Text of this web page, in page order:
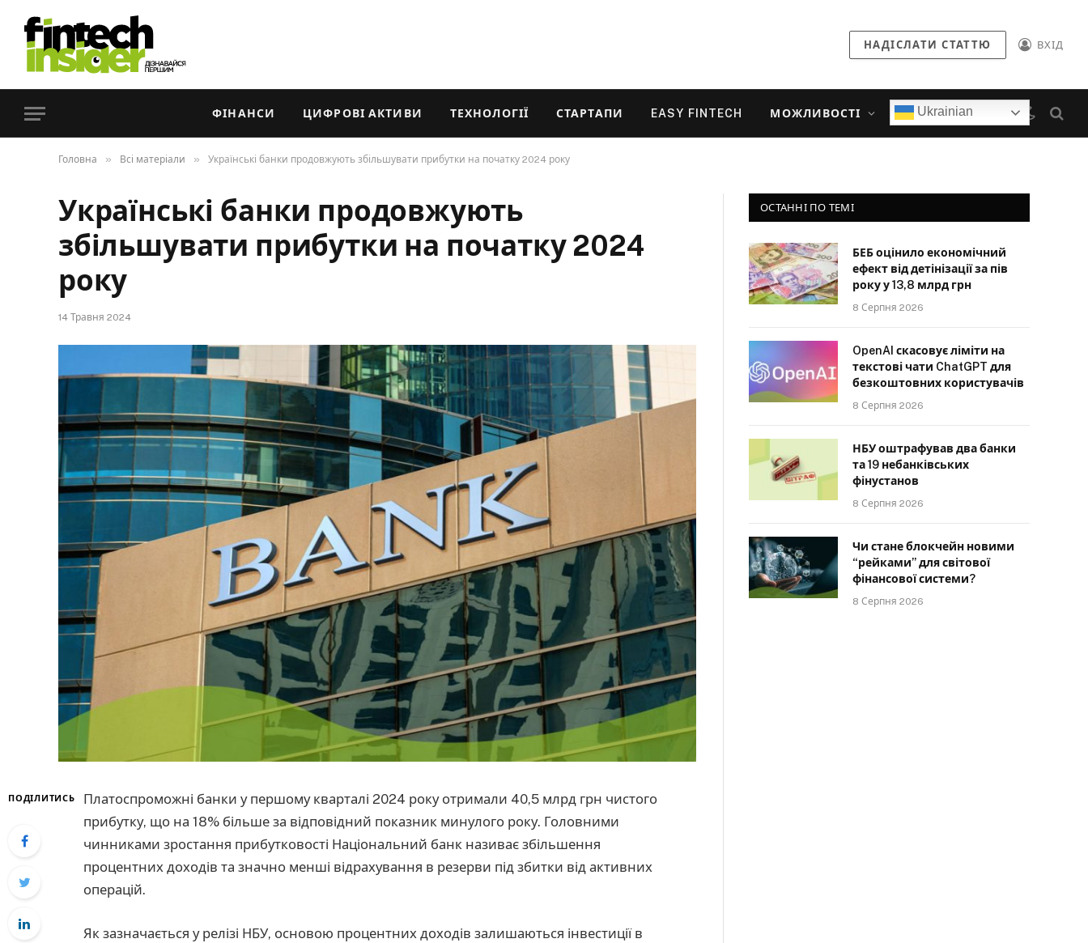
НАДІСЛАТИ СТАТТЮ ВХІД
ФІНАНСИ ЦИФРОВІ АКТИВИ ТЕХНОЛОГІЇ СТАРТАПИ EASY FINTECH МОЖЛИВОСТІ Ukrainian
Головна » Всі матеріали » Українські банки продовжують збільшувати прибутки на початку 2024 року
Українські банки продовжують
збільшувати прибутки на початку 2024
року
14 Травня 2024
ПОДІЛИТИСЬ
Платоспроможні банки у першому кварталі 2024 року отримали 40,5 млрд грн чистого
прибутку, що на 18% більше за відповідний показник минулого року. Головними
чинниками зростання прибутковості Національний банк називає збільшення
процентних доходів та значно менші відрахування в резерви під збитки від активних
операцій.
Як зазначається у релізі НБУ, основою процентних доходів залишаються інвестиції в
ОСТАННІ ПО ТЕМІ
БЕБ оцінило економічний
ефект від детінізації за пів
року у 13,8 млрд грн
8 Серпня 2026
OpenAI скасовує ліміти на
текстові чати ChatGPT для
безкоштовних користувачів
8 Серпня 2026
НБУ оштрафував два банки
та 19 небанківських
фінустанов
8 Серпня 2026
Чи стане блокчейн новими
“рейками” для світової
фінансової системи?
8 Серпня 2026